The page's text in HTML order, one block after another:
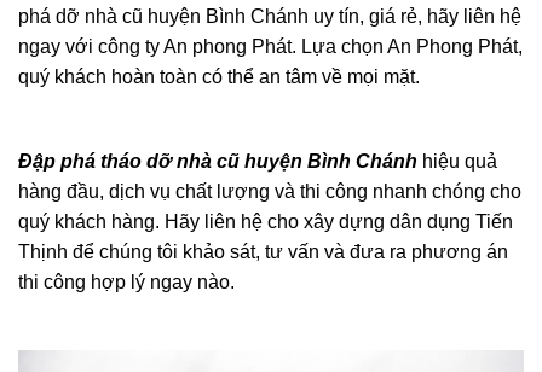
phá dỡ nhà cũ huyện Bình Chánh uy tín, giá rẻ, hãy liên hệ
ngay với công ty An phong Phát. Lựa chọn An Phong Phát,
quý khách hoàn toàn có thể an tâm về mọi mặt.
Đập phá tháo dỡ nhà cũ huyện Bình Chánh hiệu quả
hàng đầu, dịch vụ chất lượng và thi công nhanh chóng cho
quý khách hàng. Hãy liên hệ cho xây dựng dân dụng Tiến
Thịnh để chúng tôi khảo sát, tư vấn và đưa ra phương án
thi công hợp lý ngay nào.